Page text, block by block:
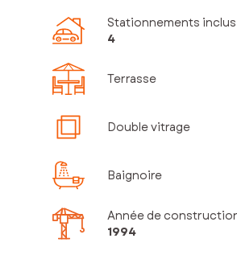
Stationnements inclus
4
Terrasse
Double vitrage
Baignoire
Année de
1994